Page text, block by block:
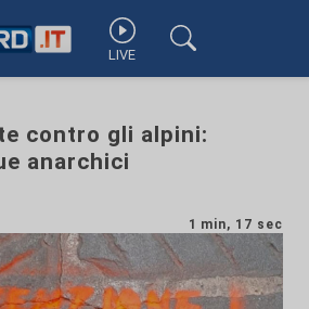
LIVE
contro gli alpini:
anarchici
1 min, 17 sec